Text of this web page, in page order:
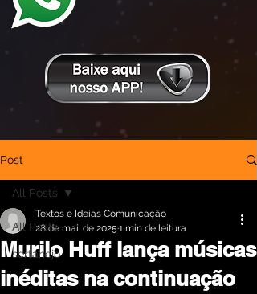
Post
All Posts
sertanejo
All Posts
Murilo Huff lança músicas
inéditas na continuação
Textos e Ideias Comunicação
28 de mai. de 2025 1 min de leitura